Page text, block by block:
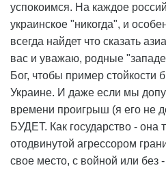
успокоимся. На каждое
украинское "никогда", и
всегда найдет что сказать
вас и уважаю, родные
Бог, чтобы пример стойкости
Украине. И даже если мы
времени проигрыш (я его не
БУДЕТ. Как государство - она
отодвинутой агрессором
свое место, с войной или без